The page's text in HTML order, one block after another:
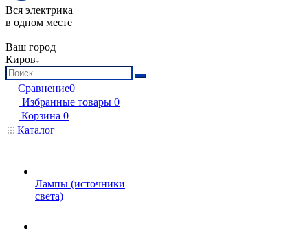
Вся электрика
в одном месте
Ваш город
Киров
Сравнение0
Избранные товары 0
Корзина 0
Каталог
Лампы (источники
света)